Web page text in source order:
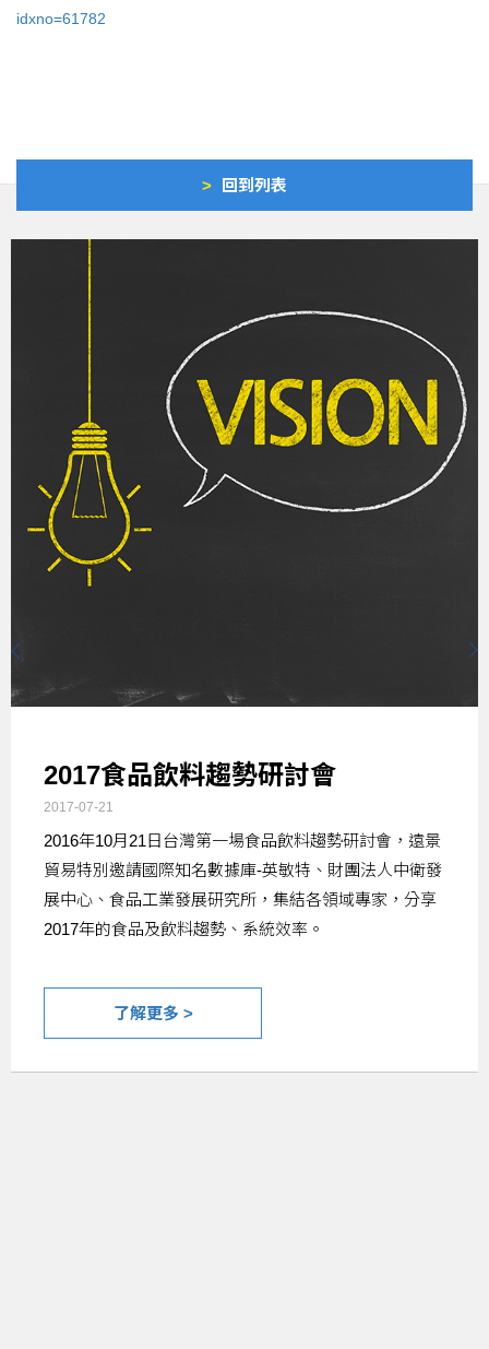
idxno=61782
> 回到列表
2017食品飲料趨勢研討會
2017-07-21
2016年10月21日台灣第一場食品飲料趨勢研討會，遠景
貿易特別邀請國際知名數據庫-英敏特、財團法人中衛發
展中心、食品工業發展研究所，集結各領域專家，分享
2017年的食品及飲料趨勢、系統效率。
了解更多 >